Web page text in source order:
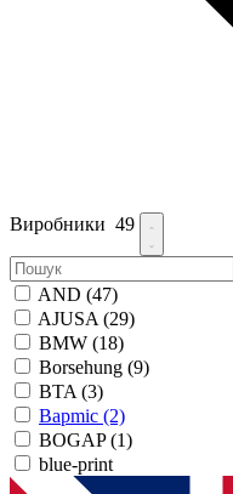
Виробники 49
AND (47)
AJUSA (29)
BMW (18)
Borsehung (9)
BTA (3)
Bapmic (2)
BOGAP(1)
blue-print